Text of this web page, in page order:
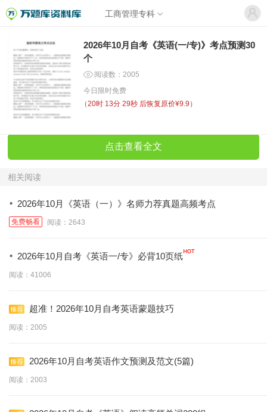
工商管理专科
2026年10月自考《英语(一/专)》考点预测30
个
阅读数：2005
今日限时免费
（20时 13分 29秒 后恢复原价¥9.9）
点击查看全文
相关阅读
· 2026年10月《英语（一）》名师力荐真题高频考点
免费畅看 阅读：2643
· 2026年10月自考《英语一/专》必背10页纸
阅读：41006
超准！2026年10月自考英语蒙题技巧
阅读：2005
2026年10月自考英语作文预测及范文(5篇)
阅读：2003